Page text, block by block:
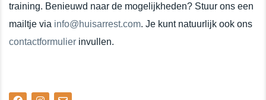
training. Benieuwd naar de mogelijkheden? Stuur ons een
mailtje via info@huisarrest.com. Je kunt natuurlijk ook ons
contactformulier invullen.